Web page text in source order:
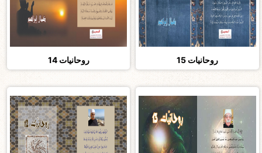
روحانيات 15 روحانيات 14